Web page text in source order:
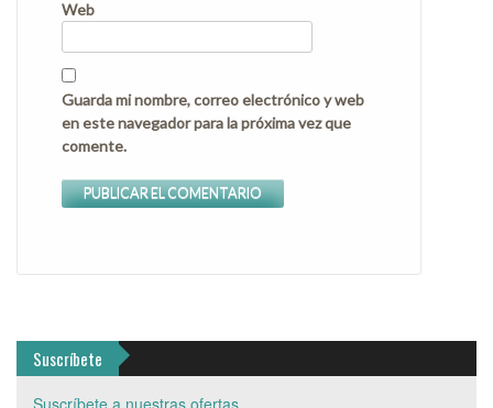
Web
Guarda mi nombre, correo electrónico y web
en este navegador para la próxima vez que
comente.
Suscríbete
Suscríbete a nuestras ofertas